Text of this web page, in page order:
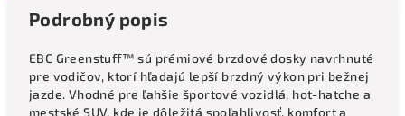
Podrobný popis
EBC Greenstuff™ sú prémiové brzdové dosky navrhnuté
pre vodičov, ktorí hľadajú lepší brzdný výkon pri bežnej
jazde. Vhodné pre ľahšie športové vozidlá, hot-hatche a
mestské SUV, kde je dôležitá spoľahlivosť, komfort a